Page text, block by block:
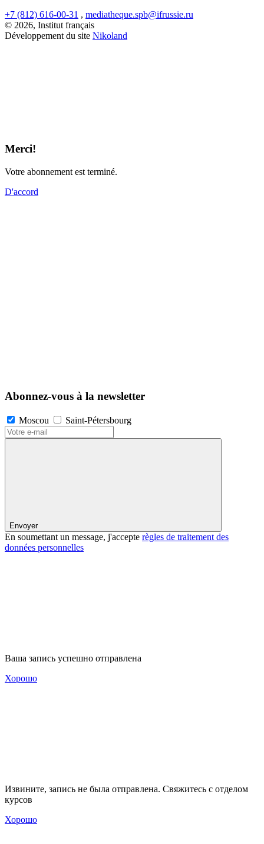
+7 (812) 616-00-31 , mediatheque.spb@ifrussie.ru
© 2026, Institut français
Développement du site Nikoland
Merci!
Votre abonnement est terminé.
D'accord
Abonnez-vous à la newsletter
Moscou Saint-Pétersbourg
Envoyer
En soumettant un message, j'accepte règles de traitement des
données personnelles
Ваша запись успешно отправлена
Хорошо
Извините, запись не была отправлена. Свяжитесь с отделом
курсов
Хорошо